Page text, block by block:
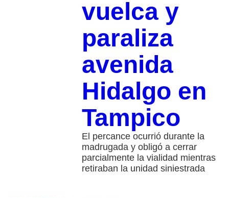
vuelca y
paraliza
avenida
Hidalgo en
Tampico
El percance ocurrió durante la
madrugada y obligó a cerrar
parcialmente la vialidad mientras
retiraban la unidad siniestrada